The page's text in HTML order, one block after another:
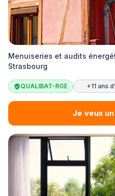
Menuiseries et audits
Strasbourg
QUALIBAT-RGE +11 ans
Je veux